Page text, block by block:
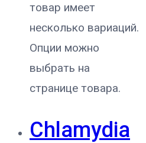
товар имеет
несколько вариаций.
Опции можно
выбрать на
странице товара.
Chlamydia